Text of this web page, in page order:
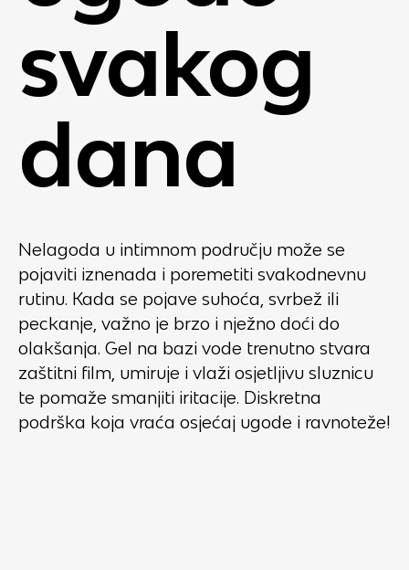
svakog
dana
Nelagoda u intimnom području može se
pojaviti iznenada i poremetiti svakodnevnu
rutinu. Kada se pojave suhoća, svrbež ili
peckanje, važno je brzo i nježno doći do
olakšanja. Gel na bazi vode trenutno stvara
zaštitni film, umiruje i vlaži osjetljivu sluznicu
te pomaže smanjiti iritacije. Diskretna
podrška koja vraća osjećaj ugode i ravnoteže!